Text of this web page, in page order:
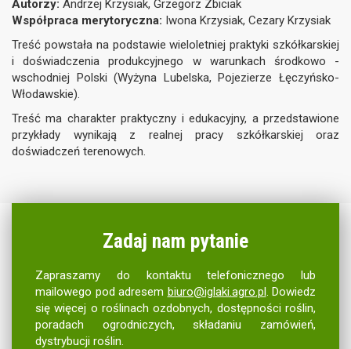
Autorzy: Andrzej Krzysiak, Grzegorz Zbiciak
Współpraca merytoryczna: Iwona Krzysiak, Cezary Krzysiak
Treść powstała na podstawie wieloletniej praktyki szkółkarskiej
i doświadczenia produkcyjnego w warunkach środkowo -
wschodniej Polski (Wyżyna Lubelska, Pojezierze Łęczyńsko-
Włodawskie).
Treść ma charakter praktyczny i edukacyjny, a przedstawione
przykłady wynikają z realnej pracy szkółkarskiej oraz
doświadczeń terenowych.
Zadaj nam pytanie
Zapraszamy do kontaktu telefonicznego lub
mailowego pod adresem biuro@iglaki.agro.pl. Dowiedz
się więcej o roślinach ozdobnych, dostępności roślin,
poradach ogrodniczych, składaniu zamówień,
dystrybucji roślin.